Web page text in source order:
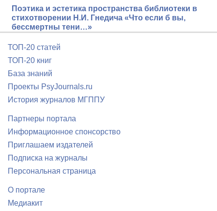
Поэтика и эстетика пространства библиотеки в
стихотворении Н.И. Гнедича «Что если б вы,
бессмертны тени…»
ТОП-20 статей
ТОП-20 книг
База знаний
Проекты PsyJournals.ru
История журналов МГППУ
Партнеры портала
Информационное спонсорство
Приглашаем издателей
Подписка на журналы
Персональная страница
О портале
Медиакит